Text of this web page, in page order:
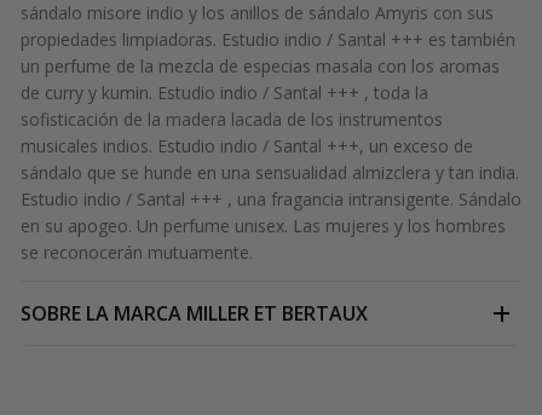
sándalo misore indio y los anillos de sándalo Amyris con sus
propiedades limpiadoras. Estudio indio / Santal +++ es también
un perfume de la mezcla de especias masala con los aromas
de curry y kumin. Estudio indio / Santal +++ , toda la
sofisticación de la madera lacada de los instrumentos
musicales indios. Estudio indio / Santal +++, un exceso de
sándalo que se hunde en una sensualidad almizclera y tan india.
Estudio indio / Santal +++ , una fragancia intransigente. Sándalo
en su apogeo. Un perfume unisex. Las mujeres y los hombres
se reconocerán mutuamente.
SOBRE LA MARCA MILLER ET BERTAUX